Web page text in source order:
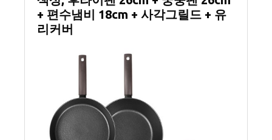
+ 편수냄비 18cm + 사각그릴드 + 유
리커버